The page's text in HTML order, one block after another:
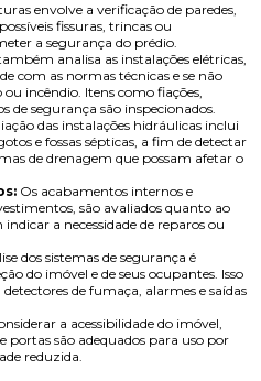
envolve a verificação de paredes,
fissuras, trincas ou
a segurança do prédio.
analisa as instalações elétricas,
com as normas técnicas e se não
incêndio. Itens como fiações,
de segurança são inspecionados.
das instalações hidráulicas inclui
e fossas sépticas, a fim de detectar
de drenagem que possam afetar o
Os acabamentos internos e
são avaliados quanto ao
a necessidade de reparos ou
dos sistemas de segurança é
do imóvel e de seus ocupantes. Isso
de fumaça, alarmes e saídas
a acessibilidade do imóvel,
portas são adequados para uso por
reduzida.